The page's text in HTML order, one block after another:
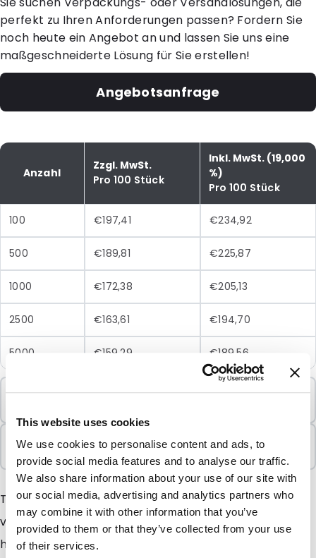
This website uses cookies
We use cookies to personalise content and ads, to
provide social media features and to analyse our traffic.
We also share information about your use of our site with
our social media, advertising and analytics partners who
may combine it with other information that you’ve
provided to them or that they’ve collected from your use
of their services.
perfekt zu Ihren Anforderungen passen? Fordern Sie
noch heute ein Angebot an und lassen Sie uns eine
maßgeschneiderte Lösung für Sie erstellen!
Angebotsanfrage
Anzahl
Zzgl. MwSt.
Pro 100 Stück
Inkl. MwSt. (19,000
%)
Pro 100 Stück
100 €197,41 €234,92
500 €189,81 €225,87
1000 €172,38 €205,13
2500 €163,61 €194,70
5000 €159,29 €189,56
Mindestbestellung
In Paketen verkauft
100 Einheiten
Transportblister sind entwickelt für das Versenden
von medizinsichen oder biologischen Stoffen und
hergestellt aus robustem Polypropyleen. Die